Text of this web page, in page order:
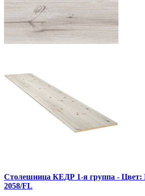
Столешница КЕДР 1-я группа - Цвет:
2058/FL